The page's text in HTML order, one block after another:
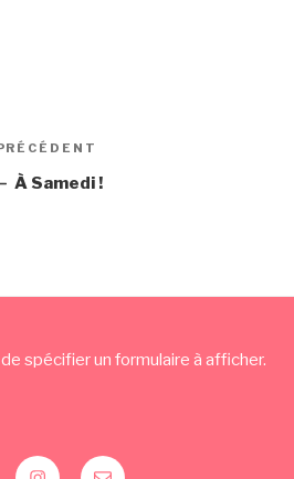
Article
précédent
À Samedi !
spécifier un formulaire à afficher.
InstagramMail